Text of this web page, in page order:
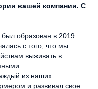
вашей компании. С
образован в 2019
с того, что мы
выживать в
из наших
и развивал свое